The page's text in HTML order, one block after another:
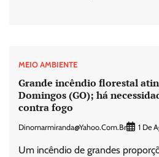
MEIO AMBIENTE
Grande incêndio florestal
Domingos (GO); há
contra fogo
Dinomarmiranda@yahoo.com.br 1 De
Um incêndio de grandes